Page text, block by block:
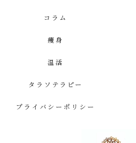
コラム
痩身
温活
タラソテラピー
プライバシーポリシー